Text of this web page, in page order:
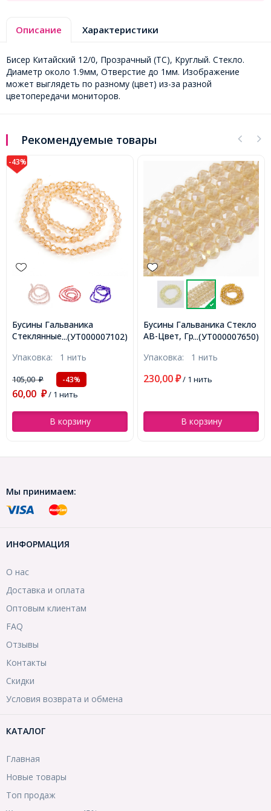
Описание Характеристики
Бисер Китайский 12/0, Прозрачный (TC), Круглый. Стекло.
Диаметр около 1.9мм, Отверстие до 1мм. Изображение
может выглядеть по разному (цвет) из-за разной
цветопередачи мониторов.
Рекомендуемые товары
...(УТ000007650)
Бусины Гальваника Стекло
АВ-Цвет, Граненые,
Размер: 6х4мм, Отв-тие:
1мм, около 100шт/46см/
нить, (УТ000007650)
Упаковка: 1 нить
230,00 / 1 нить
В корзину
...(УТ0026705)
Бусины Металлические,
Love,Овал, Цвет: Античное
Отв-тие: 1мм, (УТ0026705)
Упаковка: 10 шт
68,00₽ / 10 шт
В корзину
Мы принимаем:
ИНФОРМАЦИЯ
О нас
Доставка и оплата
Оптовым клиентам
FAQ
Отзывы
Контакты
Скидки
Условия возврата и обмена
КАТАЛОГ
Главная
Новые товары
Топ продаж